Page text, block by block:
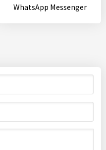
WhatsApp Messenger